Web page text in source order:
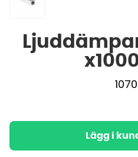
1070
Lägg i